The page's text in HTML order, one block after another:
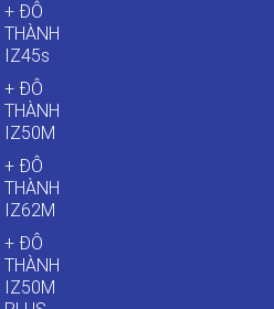
+ ĐÔ
THÀNH
IZ45s
+ ĐÔ
THÀNH
IZ50M
+ ĐÔ
THÀNH
IZ62M
+ ĐÔ
THÀNH
IZ50M